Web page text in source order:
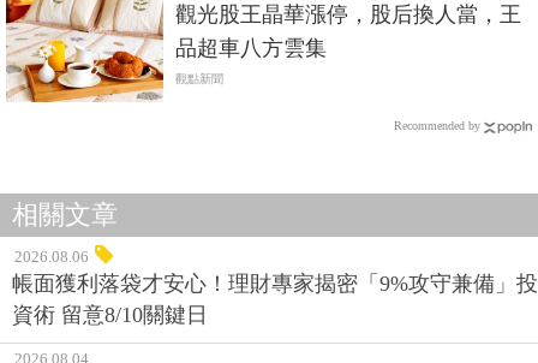
觀光股王晶華漲停，股后換人當，王
品超車八方雲集
觀點新聞
Recommended by
相關文章
2026.08.06
帳面獲利落袋才安心！理財專家揭密「9%攻守兼備」投
資術 留意8/10關鍵日
2026.08.04